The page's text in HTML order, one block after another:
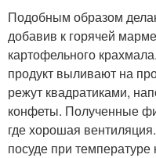
Подобным образом
добавив к горячей
картофельного
продукт выливают на
режут квадратиками,
конфеты. Полученные
где хорошая
посуде при